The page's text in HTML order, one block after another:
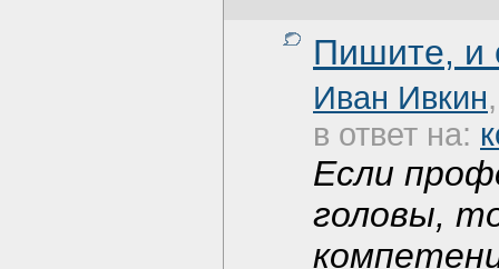
Пишите, и
Иван Ивкин
в ответ на:
Если
головы,